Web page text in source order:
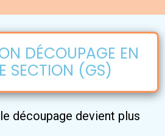
DÉCOUPAGE EN
SECTION (GS)
découpage devient plus